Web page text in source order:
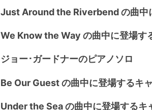
Just Around the Riverbend の曲中
We Know the Way の曲中に登場す
ジョー･ガードナーのピアノソロ
Be Our Guest の曲中に登場するキ
Under the Sea の曲中に登場するキ